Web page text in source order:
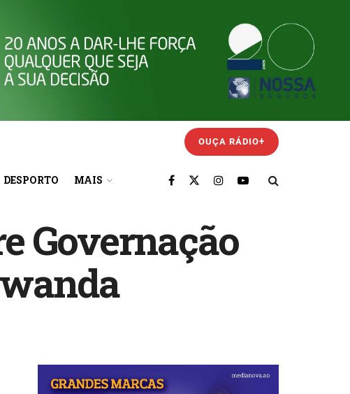
OUÇA RÁDIO+
DESPORTO MAIS
Governação